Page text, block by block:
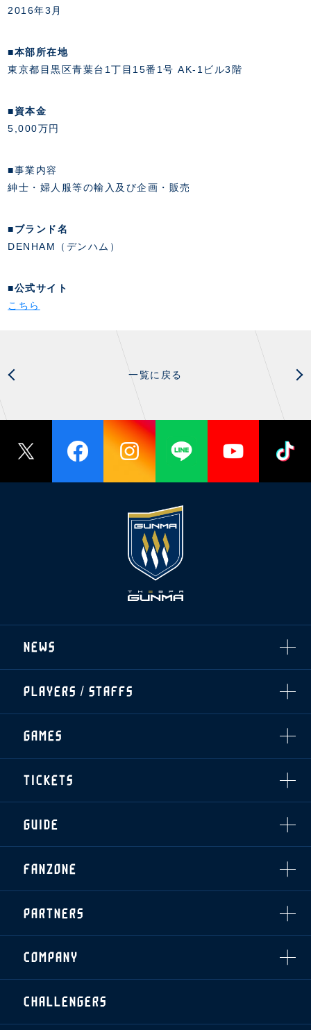
2016年3月
■本部所在地
東京都目黒区青葉台1丁目15番1号 AK-1ビル3階
■資本金
5,000万円
■事業内容
紳士・婦人服等の輸入及び企画・販売
■ブランド名
DENHAM（デンハム）
■公式サイト
こちら
一覧に戻る
NEWS
TOPICS
CLUB
TOP TEAM
THESPARK
PLAYERS / STAFFS
トレーニング見学について
・注意事項
・練習場ごとの注意事項
GAMES
順位表
ホームイベント情報
TICKETS
・前売・当日チケット
・発売日
・優待チケット
シーズンシート
・法人シーズンシート
GUIDE
スタジアムアクセス
スタジアムルール
クラブプロパティ
運営サポートスタッフ募集
FANZONE
ファンクラブ
グッズ
ザスパタイムズ
クラブアンバサダー
PARTNERS
アシストパートナー
ザスパ応援店紹介
ホームタウン活動
COMPANY
拠点一覧
フィロソフィー
CHALLENGERS